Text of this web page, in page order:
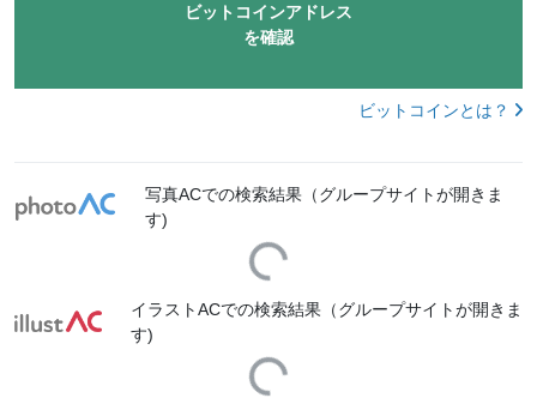
ビットコインアドレス
を確認
ビットコインとは？
写真ACでの検索結果（グループサイトが開きま
す)
Loading...
イラストACでの検索結果（グループサイトが開きま
す)